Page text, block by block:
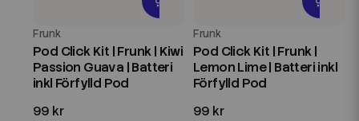
Frunk
Pod Click Kit | Frunk | Kiwi
Passion Guava | Batteri
inkl Förfylld Pod
99 kr
Frunk
Pod Click Kit | Frunk |
Lemon Lime | Batteri inkl
Förfylld Pod
99 kr